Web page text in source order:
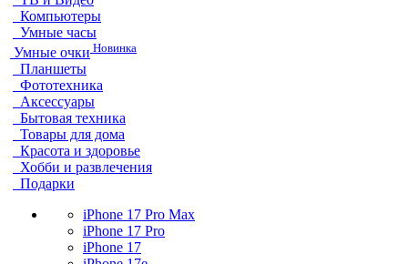
Компьютеры
Умные часы
Умные очки Новинка
Планшеты
Фототехника
Аксессуары
Бытовая техника
Товары для дома
Красота и здоровье
Хобби и развлечения
Подарки
iPhone 17 Pro Max
iPhone 17 Pro
iPhone 17